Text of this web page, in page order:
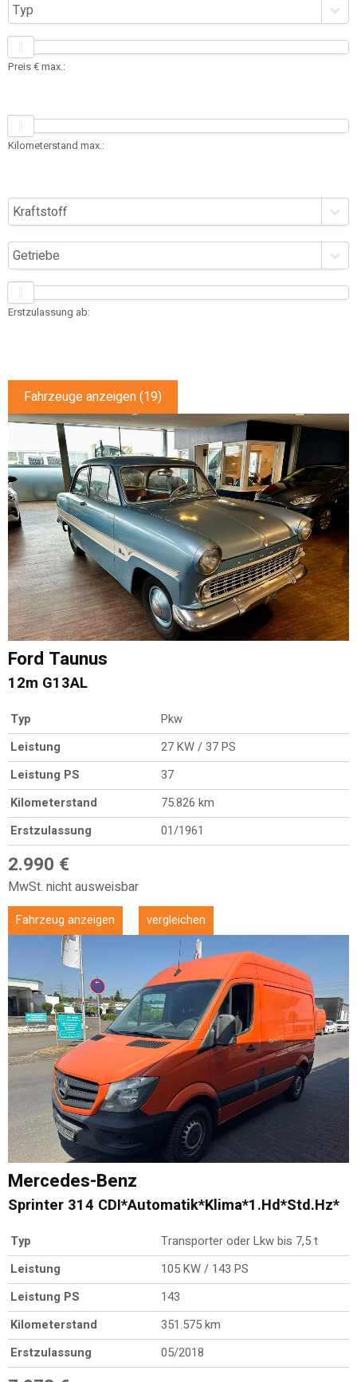
Ford Taunus
12m G13AL
Typ
Pkw
Leistung
27 KW / 37 PS
Leistung PS
37
Kilometerstand
75.826 km
Erstzulassung
01/1961
2.990 €
MwSt. nicht ausweisbar
Fahrzeug anzeigen vergleichen
Mercedes-Benz
Sprinter 314 CDI*Automatik*Klima*1.Hd*Std.Hz*
Typ
Transporter oder Lkw bis 7,5 t
Leistung
105 KW / 143 PS
Leistung PS
143
Kilometerstand
351.575 km
Erstzulassung
05/2018
Typ
Preis € max.:
Kilometerstand max.:
Kraftstoff
Getriebe
Erstzulassung ab:
Fahrzeuge anzeigen(19)